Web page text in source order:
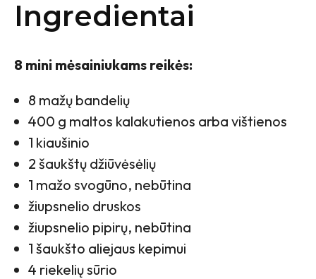
Ingredientai
8 mini mėsainiukams reikės:
8 mažų bandelių
400 g maltos kalakutienos arba vištienos
1 kiaušinio
2 šaukštų džiūvėsėlių
1 mažo svogūno, nebūtina
žiupsnelio druskos
žiupsnelio pipirų, nebūtina
1 šaukšto aliejaus kepimui
4 riekelių sūrio